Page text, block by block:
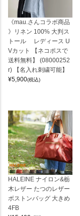
《mau.さんコラボ商品
》リネン 100% 大判ス
トール レディース U
Vカット 【ネコポスで
送料無料】 (08000252
r) 【名入れ刺繍可能】
¥5,900(税込)
HALEINE ナイロン&栃
木レザー たつのレザー
ボストンバッグ 大きめ
4FB